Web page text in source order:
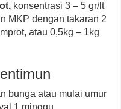
, konsentrasi 3 – 5 gr/lt
MKP dengan takaran 2
atau 0,5kg – 1kg
bunga atau mulai umur
1 minggu.